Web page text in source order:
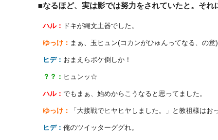
■なるほど、実は影では努力をされていたと。そ
ハル： ドキが縄文土器でした。
ゆっけ： まぁ、玉ヒュン(コカンがひゅんってなる、の意
ヒデ： おまえらボケ倒しか！
？？： ヒュンッ☆
ハル： でもまぁ、始めからこうなると思ってました。
ゆっけ： 「大接戦でヒヤヒヤしました。」と教祖様はお
ヒデ： 俺のツイッターググれ。